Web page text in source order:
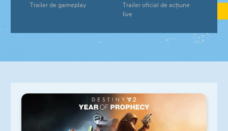
Trailer de gameplay
Trailer oficial de acțiune
live